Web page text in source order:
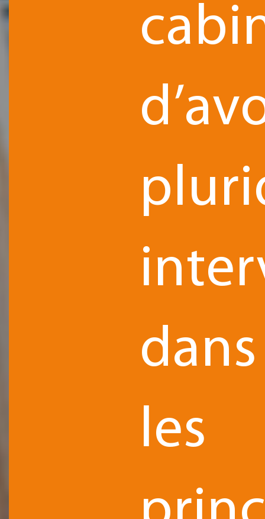
dans
les